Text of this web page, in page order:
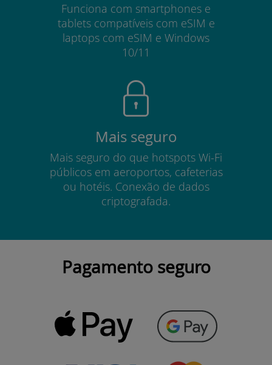
Funciona com smartphones e
tablets compatíveis com eSIM e
laptops com eSIM e Windows
10/11
Mais seguro
Mais seguro do que hotspots Wi-Fi
públicos em aeroportos, cafeterias
ou hotéis. Conexão de dados
criptografada.
Pagamento seguro